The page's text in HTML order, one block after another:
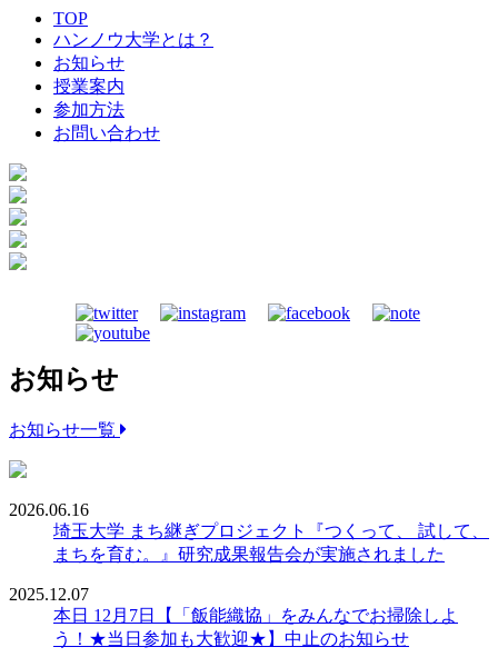
TOP
ハンノウ大学とは？
お知らせ
授業案内
参加方法
お問い合わせ
お知らせ
お知らせ一覧
2026.06.16
埼玉大学 まち継ぎプロジェクト『つくって、 試して、
まちを育む。』研究成果報告会が実施されました
2025.12.07
本日 12月7日【「飯能織協」をみんなでお掃除しよ
う！★当日参加も大歓迎★】中止のお知らせ